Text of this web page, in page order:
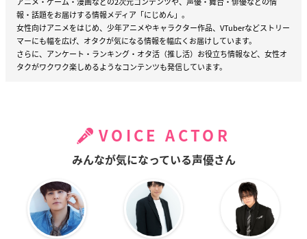
報・話題をお届けする情報メディア「にじめん」。
女性向けアニメをはじめ、少年アニメやキャラクター作品、VTuberなどストリー
マーにも幅を広げ、オタクが気になる情報を幅広くお届けしています。
さらに、アンケート・ランキング・オタ活（推し活）お役立ち情報など、女性オ
タクがワクワク楽しめるようなコンテンツも発信しています。
VOICE ACTOR
みんなが気になっている声優さん